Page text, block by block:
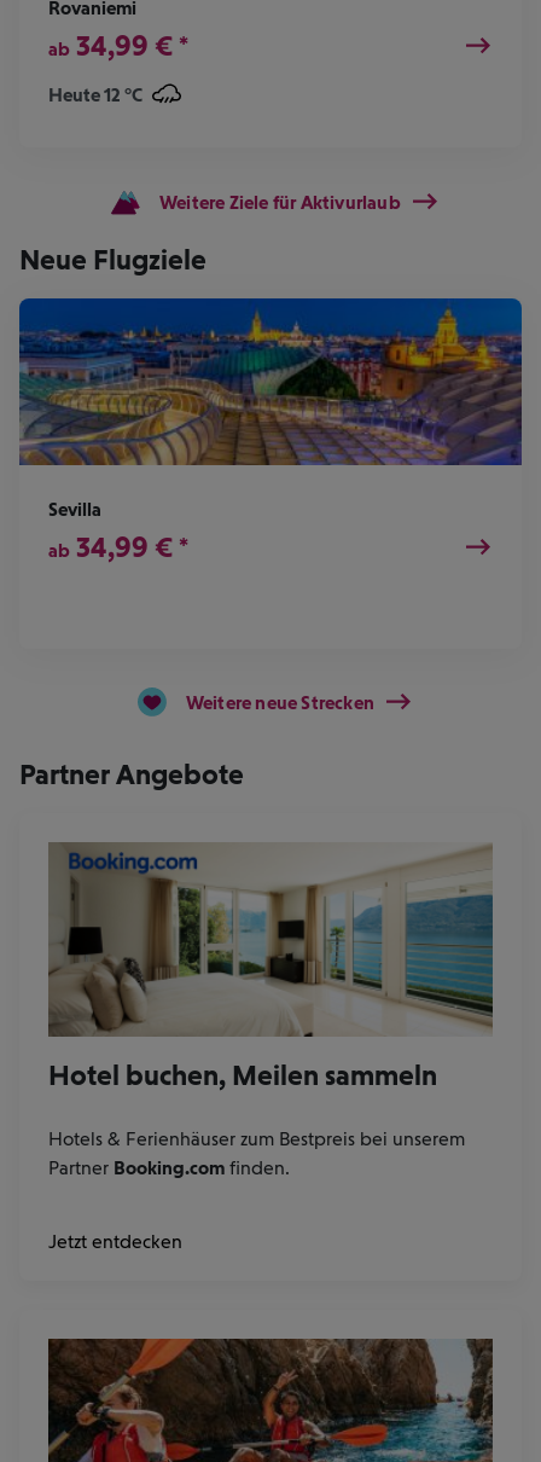
Rovaniemi
ab 34,99 € *
Heute 12 °C
Weitere Ziele für Aktivurlaub
Neue Flugziele
Sevilla
ab 34,99 € *
Weitere neue Strecken
Partner Angebote
Hotel buchen, Meilen sammeln
Hotels & Ferienhäuser zum Bestpreis bei unserem
Partner Booking.com finden.
Jetzt entdecken